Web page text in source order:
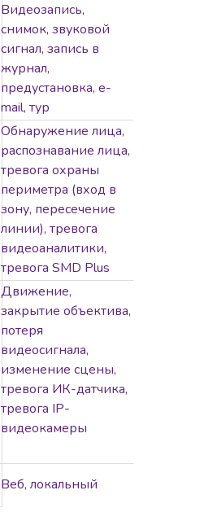
Видеозапись,
снимок, звуковой
сигнал, запись в
журнал,
предустановка, e-
mail, тур
Обнаружение лица,
распознавание лица,
тревога охраны
периметра (вход в
зону, пересечение
линии), тревога
видеоаналитики,
тревога SMD Plus
Движение,
закрытие объектива,
потеря
видеосигнала,
изменение сцены,
тревога ИК-датчика,
тревога IP-
видеокамеры
Веб, локальный